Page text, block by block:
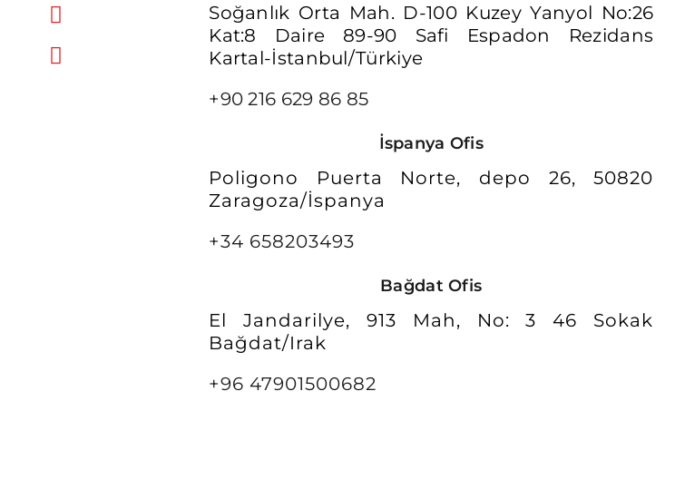
Soğanlık Orta Mah. D-100 Kuzey Yanyol No:26
Kat:8 Daire 89-90 Safi Espadon Rezidans
Kartal-İstanbul/Türkiye
+90 216 629 86 85
İspanya Ofis
Poligono Puerta Norte, depo 26, 50820
Zaragoza/İspanya
+34 658203493
Bağdat Ofis
El Jandarilye, 913 Mah, No: 3 46 Sokak
Bağdat/Irak
+96 47901500682